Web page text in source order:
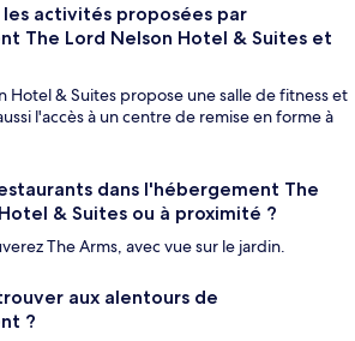
activités proposées par
The Lord Nelson Hotel & Suites et
Hotel & Suites propose une salle de fitness et
l'accès à un centre de remise en forme à
dans l'hébergement The
& Suites ou à proximité ?
The Arms, avec vue sur le jardin.
aux alentours de
?